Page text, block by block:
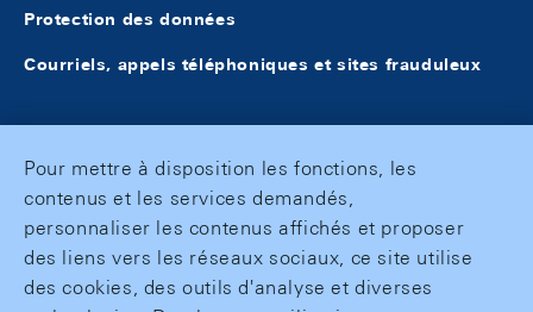
Protection des données
Courriels, appels téléphoniques et sites frauduleux
Pour mettre à disposition les fonctions, les
contenus et les services demandés,
personnaliser les contenus affichés et proposer
des liens vers les réseaux sociaux, ce site utilise
des cookies, des outils d'analyse et diverses